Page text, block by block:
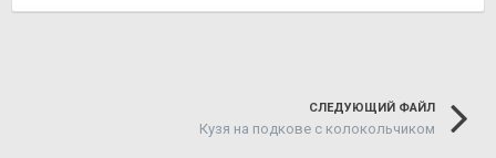
СЛЕДУЮЩИЙ ФАЙЛ
Кузя на подкове с колокольчиком